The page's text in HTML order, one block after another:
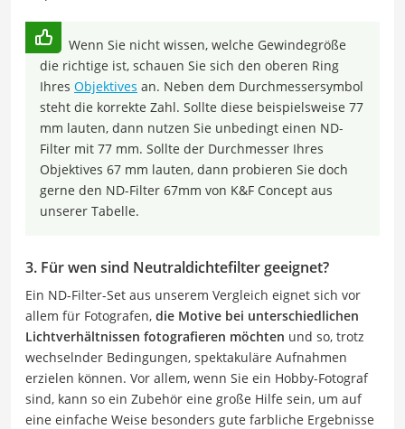
Wenn Sie nicht wissen, welche Gewindegröße
die richtige ist, schauen Sie sich den oberen Ring
Ihres Objektives an. Neben dem Durchmessersymbol
steht die korrekte Zahl. Sollte diese beispielsweise 77
mm lauten, dann nutzen Sie unbedingt einen ND-
Filter mit 77 mm. Sollte der Durchmesser Ihres
Objektives 67 mm lauten, dann probieren Sie doch
gerne den ND-Filter 67mm von K&F Concept aus
unserer Tabelle.
3. Für wen sind Neutraldichtefilter geeignet?
Ein ND-Filter-Set aus unserem Vergleich eignet sich vor
allem für Fotografen, die Motive bei unterschiedlichen
Lichtverhältnissen fotografieren möchten und so, trotz
wechselnder Bedingungen, spektakuläre Aufnahmen
erzielen können. Vor allem, wenn Sie ein Hobby-Fotograf
sind, kann so ein Zubehör eine große Hilfe sein, um auf
eine einfache Weise besonders gute farbliche Ergebnisse